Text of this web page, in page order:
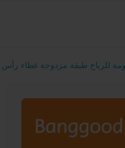
للرياح طبقة مزدوجة غطاء